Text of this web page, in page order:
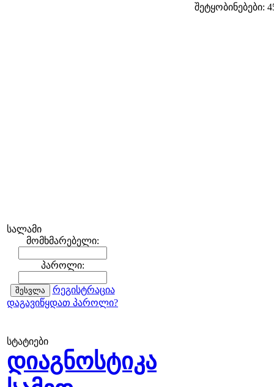
სალამი
მომხმარებელი:
პაროლი:
რეგისტრაცია
დაგავიწყდათ პაროლი?
სტატიები
დიაგნოსტიკა
შეტყობინებები: